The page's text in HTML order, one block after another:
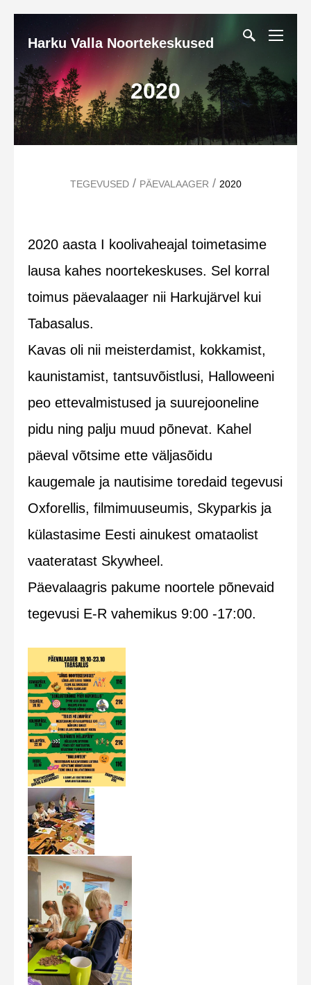
Harku Valla Noortekeskused
2020
TEGEVUSED / PÄEVALAAGER / 2020
2020 aasta I koolivaheajal toimetasime
lausa kahes noortekeskuses. Sel korral
toimus päevalaager nii Harkujärvel kui
Tabasalus.
Kavas oli nii meisterdamist, kokkamist,
kaunistamist, tantsuvõistlusi, Halloweeni
peo ettevalmistused ja suurejooneline
pidu ning palju muud põnevat. Kahel
päeval võtsime ette väljasõidu
kaugemale ja nautisime toredaid tegevusi
Oxforellis, filmimuuseumis, Skyparkis ja
külastasime Eesti ainukest omataolist
vaateratast Skywheel.
Päevalaagris pakume noortele põnevaid
tegevusi E-R vahemikus 9:00 -17:00.